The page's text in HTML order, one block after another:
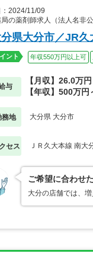
2024/11/09
の薬剤師求人（法人名非
分県大分市／JR
ント 年収550万円以上可
与
【月収】26.0万
【年収】500万円
務地 大分県 大分市
セス ＪＲ久大本線 南大
ご希望に合わせ
大分の店舗では、